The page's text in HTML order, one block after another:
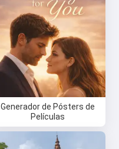
Generador de Pósters de
Películas